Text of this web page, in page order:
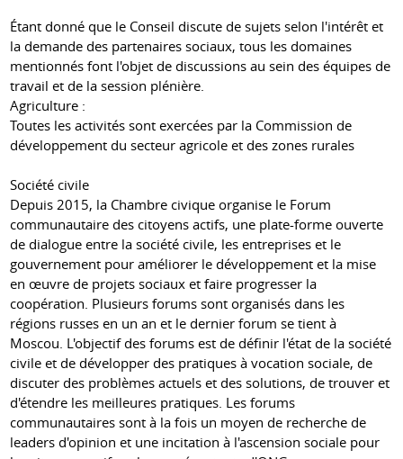
Étant donné que le Conseil discute de sujets selon l'intérêt et
la demande des partenaires sociaux, tous les domaines
mentionnés font l'objet de discussions au sein des équipes de
travail et de la session plénière.
Agriculture :
Toutes les activités sont exercées par la Commission de
développement du secteur agricole et des zones rurales
Société civile
Depuis 2015, la Chambre civique organise le Forum
communautaire des citoyens actifs, une plate-forme ouverte
de dialogue entre la société civile, les entreprises et le
gouvernement pour améliorer le développement et la mise
en œuvre de projets sociaux et faire progresser la
coopération. Plusieurs forums sont organisés dans les
régions russes en un an et le dernier forum se tient à
Moscou. L'objectif des forums est de définir l'état de la société
civile et de développer des pratiques à vocation sociale, de
discuter des problèmes actuels et des solutions, de trouver et
d'étendre les meilleures pratiques. Les forums
communautaires sont à la fois un moyen de recherche de
leaders d'opinion et une incitation à l'ascension sociale pour